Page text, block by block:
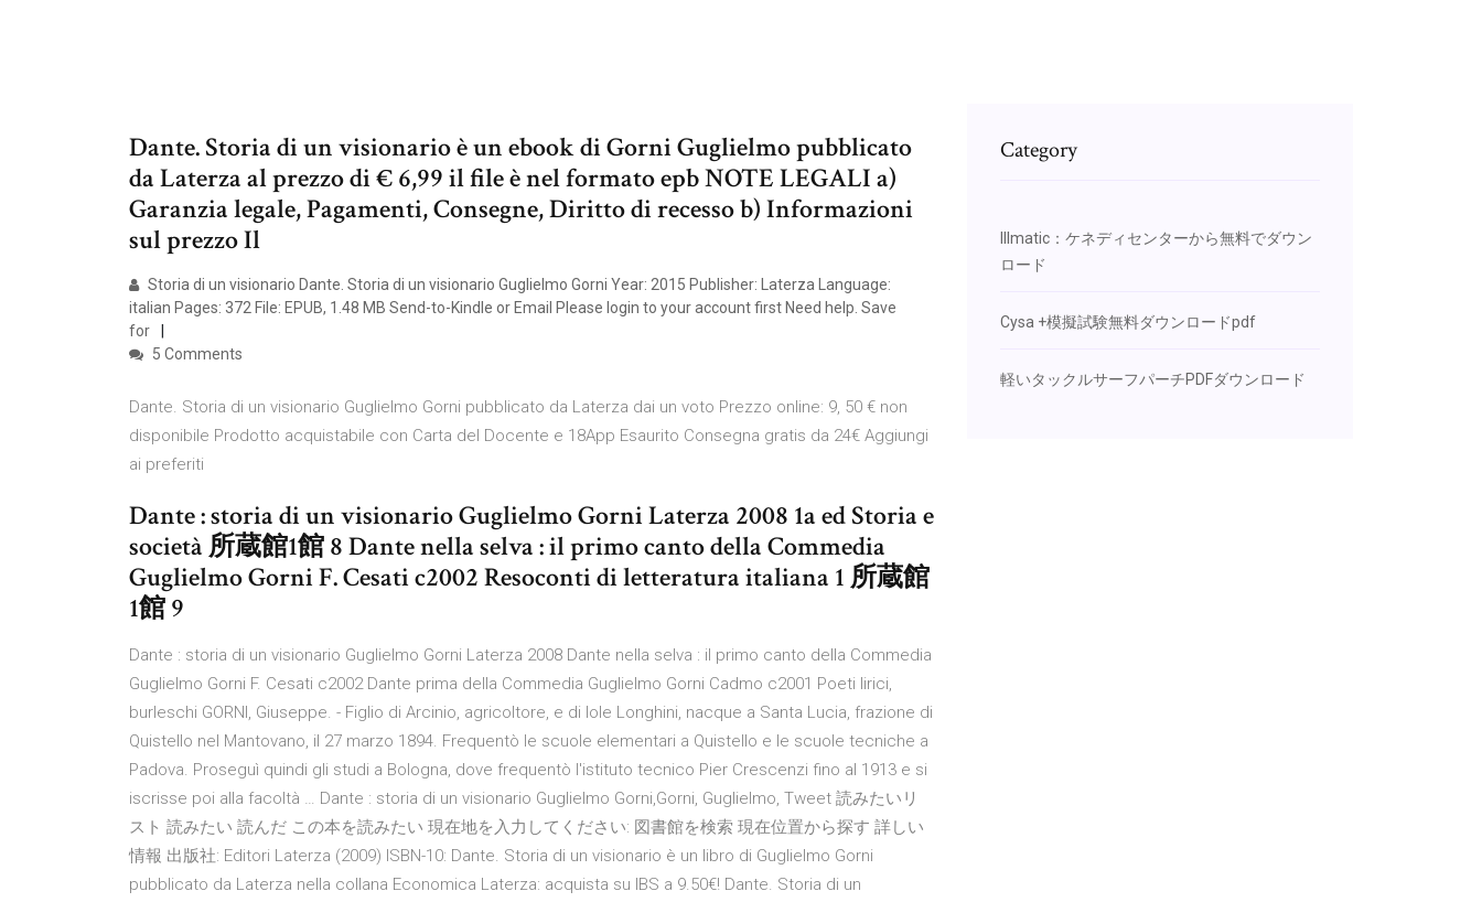
Dante. Storia di un visionario è un ebook di Gorni Guglielmo pubblicato
da Laterza al prezzo di € 6,99 il file è nel formato epb NOTE LEGALI a)
Garanzia legale, Pagamenti, Consegne, Diritto di recesso b) Informazioni
sul prezzo Il
Storia di un visionario Dante. Storia di un visionario Guglielmo Gorni Year: 2015 Publisher: Laterza Language:
italian Pages: 372 File: EPUB, 1.48 MB Send-to-Kindle or Email Please login to your account first Need help. Save
for
5 Comments
Dante. Storia di un visionario Guglielmo Gorni pubblicato da Laterza dai un voto Prezzo online: 9, 50 € non
disponibile Prodotto acquistabile con Carta del Docente e 18App Esaurito Consegna gratis da 24€ Aggiungi
ai preferiti
Dante : storia di un visionario Guglielmo Gorni Laterza 2008 1a ed Storia e
società 所蔵館1館 8 Dante nella selva : il primo canto della Commedia
Guglielmo Gorni F. Cesati c2002 Resoconti di letteratura italiana 1 所蔵館
1館 9
Dante : storia di un visionario Guglielmo Gorni Laterza 2008 Dante nella selva : il primo canto della Commedia
Guglielmo Gorni F. Cesati c2002 Dante prima della Commedia Guglielmo Gorni Cadmo c2001 Poeti lirici,
burleschi GORNI, Giuseppe. - Figlio di Arcinio, agricoltore, e di Iole Longhini, nacque a Santa Lucia, frazione di
Quistello nel Mantovano, il 27 marzo 1894. Frequentò le scuole elementari a Quistello e le scuole tecniche a
Padova. Proseguì quindi gli studi a Bologna, dove frequentò l'istituto tecnico Pier Crescenzi fino al 1913 e si
iscrisse poi alla facoltà … Dante : storia di un visionario Guglielmo Gorni,Gorni, Guglielmo, Tweet 読みたいリ
スト 読みたい 読んだ この本を読みたい 現在地を入力してください: 図書館を検索 現在位置から探す 詳しい
情報 出版社: Editori Laterza (2009) ISBN-10: Dante. Storia di un visionario è un libro di Guglielmo Gorni
pubblicato da Laterza nella collana Economica Laterza: acquista su IBS a 9.50€! Dante. Storia di un
Category
Illmatic：ケネディセンターから無料でダウン
ロード
Cysa +模擬試験無料ダウンロードpdf
軽いタックルサーフパーチPDFダウンロード